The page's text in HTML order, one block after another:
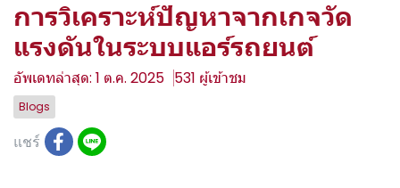
การวิเคราะห์ปัญหาจากเกจวัด
แรงดันในระบบแอร์รถยนต์
อัพเดทล่าสุด: 1 ต.ค. 2025 531 ผู้เข้าชม
Blogs
แชร์